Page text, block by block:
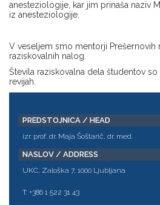
anesteziologije, kar jim prinaša naziv
iz anesteziologije.
V veseljem smo mentorji Prešernovih
raziskovalnih nalog.
Števila raziskovalna dela študentov
revijah.
PREDSTOJNICA / HEAD
izr. prof. dr. Maja Šoštarič, dr. med.
NASLOV / ADDRESS
UKC, Zaloška 7, 1000 Ljubljana
T: +386 1 522 31 43